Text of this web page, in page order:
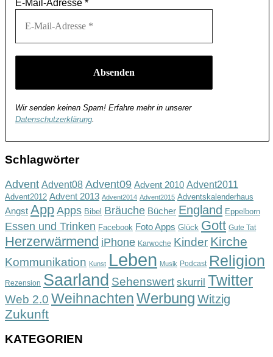
E-Mail-Adresse *
Wir senden keinen Spam! Erfahre mehr in unserer
Datenschutzerklärung.
Schlagwörter
Advent Advent08 Advent09 Advent 2010 Advent2011
Advent2012 Advent 2013 Advent2014 Advent2015 Adventskalenderhaus
Angst App Apps Bibel Bräuche Bücher England Eppelborn
Essen und Trinken Facebook Foto Apps Glück Gott Gute Tat
Herzerwärmend iPhone Karwoche Kinder Kirche
Kommunikation Kunst Leben Musik Podcast Religion
Rezension Saarland Sehenswert skurril Twitter
Web 2.0 WeihnachtenWerbung Witzig
Zukunft
KATEGORIEN